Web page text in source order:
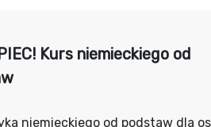
Kurs niemieckiego od
niemieckiego od podstaw dla